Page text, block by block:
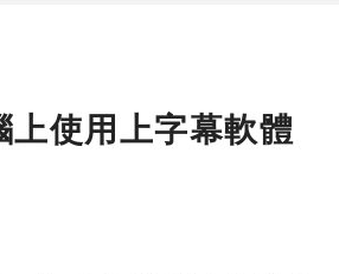
上使用上字幕軟體